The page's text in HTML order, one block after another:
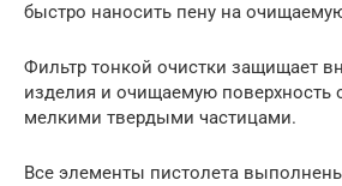
быстро наносить пену на
Фильтр тонкой очистки защищает
изделия и очищаемую поверхность
мелкими твердыми частицами.
Все элементы пистолета